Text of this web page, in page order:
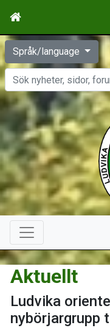
Språk/language
Aktuellt
Ludvika
nybörjargrupp